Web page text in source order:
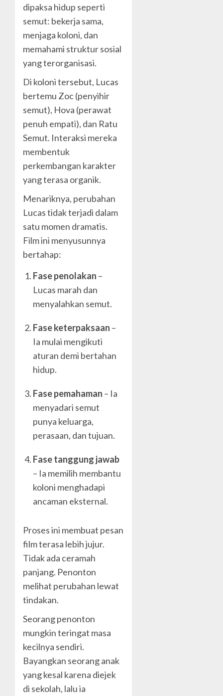
dipaksa hidup seperti
semut: bekerja sama,
menjaga koloni, dan
memahami struktur sosial
yang terorganisasi.
Di koloni tersebut, Lucas
bertemu Zoc (penyihir
semut), Hova (perawat
penuh empati), dan Ratu
Semut. Interaksi mereka
membentuk
perkembangan karakter
yang terasa organik.
Menariknya, perubahan
Lucas tidak terjadi dalam
satu momen dramatis.
Film ini menyusunnya
bertahap:
Fase penolakan –
Lucas marah dan
menyalahkan semut.
Fase keterpaksaan –
Ia mulai mengikuti
aturan demi bertahan
hidup.
Fase pemahaman – Ia
menyadari semut
punya keluarga,
perasaan, dan tujuan.
Fase tanggung jawab
– Ia memilih membantu
koloni menghadapi
ancaman eksternal.
Proses ini membuat pesan
film terasa lebih jujur.
Tidak ada ceramah
panjang. Penonton
melihat perubahan lewat
tindakan.
Seorang penonton
mungkin teringat masa
kecilnya sendiri.
Bayangkan seorang anak
yang kesal karena diejek
di sekolah, lalu ia